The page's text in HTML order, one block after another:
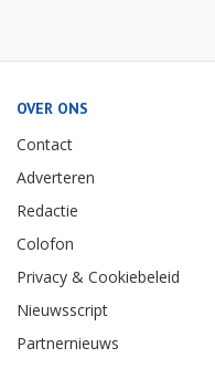
OVER ONS
Contact
Adverteren
Redactie
Colofon
Privacy & Cookiebeleid
Nieuwsscript
Partnernieuws